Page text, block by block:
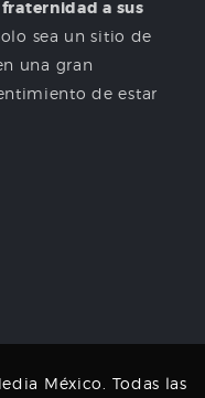
a sus
sea un sitio de
una gran
de estar
México. Todas las